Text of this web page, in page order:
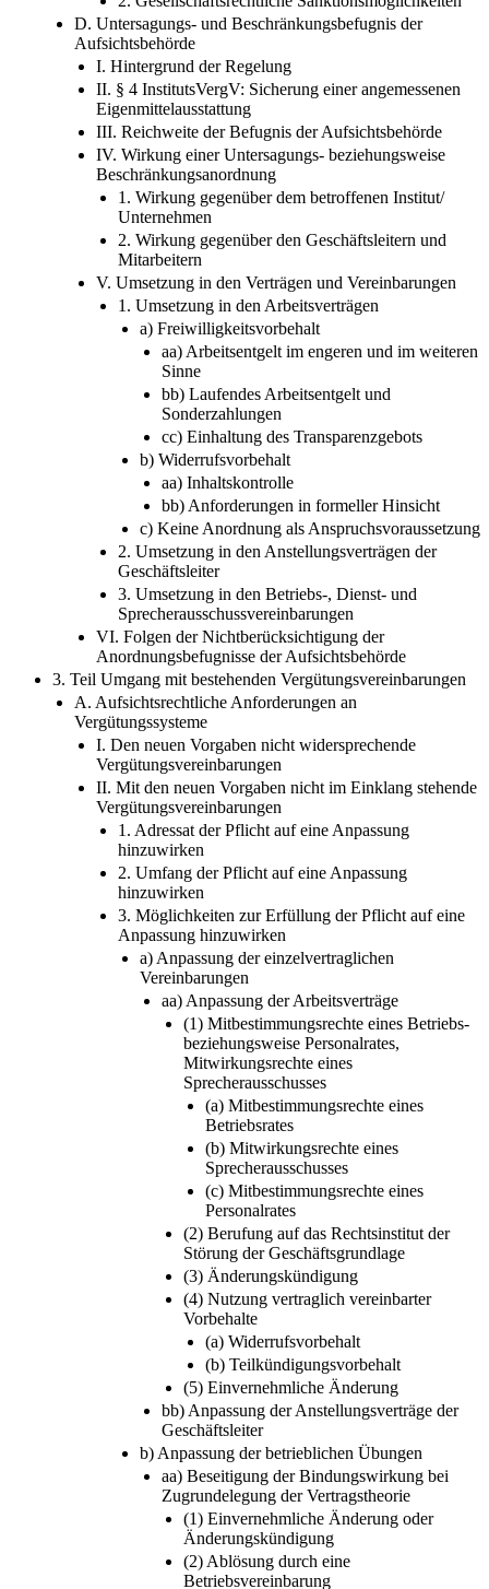
D. Untersagungs- und Beschränkungsbefugnis der
Aufsichtsbehörde
I. Hintergrund der Regelung
II. § 4 InstitutsVergV: Sicherung einer angemessenen
Eigenmittelausstattung
III. Reichweite der Befugnis der Aufsichtsbehörde
IV. Wirkung einer Untersagungs- beziehungsweise
Beschränkungsanordnung
1. Wirkung gegenüber dem betroffenen Institut/
Unternehmen
2. Wirkung gegenüber den Geschäftsleitern und
Mitarbeitern
V. Umsetzung in den Verträgen und Vereinbarungen
1. Umsetzung in den Arbeitsverträgen
a) Freiwilligkeitsvorbehalt
aa) Arbeitsentgelt im engeren und im weiteren
Sinne
bb) Laufendes Arbeitsentgelt und
Sonderzahlungen
cc) Einhaltung des Transparenzgebots
b) Widerrufsvorbehalt
aa) Inhaltskontrolle
bb) Anforderungen in formeller Hinsicht
c) Keine Anordnung als Anspruchsvoraussetzung
2. Umsetzung in den Anstellungsverträgen der
Geschäftsleiter
3. Umsetzung in den Betriebs-, Dienst- und
Sprecherausschussvereinbarungen
VI. Folgen der Nichtberücksichtigung der
Anordnungsbefugnisse der Aufsichtsbehörde
3. Teil Umgang mit bestehenden Vergütungsvereinbarungen
A. Aufsichtsrechtliche Anforderungen an
Vergütungssysteme
I. Den neuen Vorgaben nicht widersprechende
Vergütungsvereinbarungen
II. Mit den neuen Vorgaben nicht im Einklang stehende
Vergütungsvereinbarungen
1. Adressat der Pflicht auf eine Anpassung
hinzuwirken
2. Umfang der Pflicht auf eine Anpassung
hinzuwirken
3. Möglichkeiten zur Erfüllung der Pflicht auf eine
Anpassung hinzuwirken
a) Anpassung der einzelvertraglichen
Vereinbarungen
aa) Anpassung der Arbeitsverträge
(1) Mitbestimmungsrechte eines Betriebs-
beziehungsweise Personalrates,
Mitwirkungsrechte eines
Sprecherausschusses
(a) Mitbestimmungsrechte eines
Betriebsrates
(b) Mitwirkungsrechte eines
Sprecherausschusses
(c) Mitbestimmungsrechte eines
Personalrates
(2) Berufung auf das Rechtsinstitut der
Störung der Geschäftsgrundlage
(3) Änderungskündigung
(4) Nutzung vertraglich vereinbarter
Vorbehalte
(a) Widerrufsvorbehalt
(b) Teilkündigungsvorbehalt
(5) Einvernehmliche Änderung
bb) Anpassung der Anstellungsverträge der
Geschäftsleiter
b) Anpassung der betrieblichen Übungen
aa) Beseitigung der Bindungswirkung bei
Zugrundelegung der Vertragstheorie
(1) Einvernehmliche Änderung oder
Änderungskündigung
(2) Ablösung durch eine
Betriebsvereinbarung